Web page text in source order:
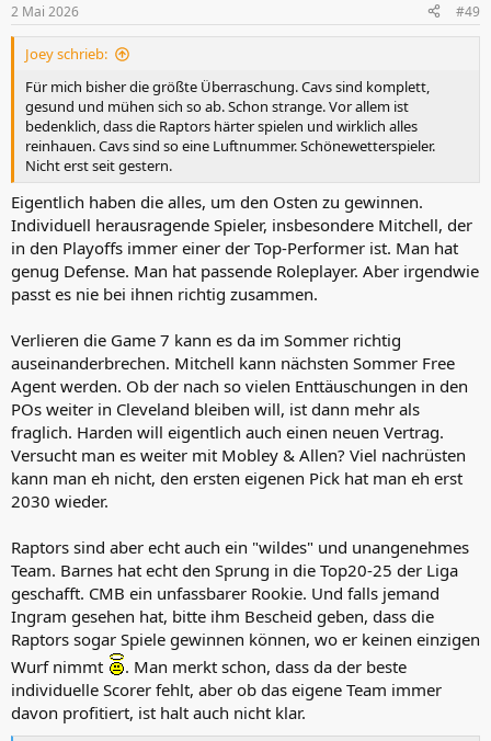
e
n
2 Mai 2026 #49
Joey schrieb:
Für mich bisher die größte Überraschung. Cavs sind komplett,
gesund und mühen sich so ab. Schon strange. Vor allem ist
bedenklich, dass die Raptors härter spielen und wirklich alles
reinhauen. Cavs sind so eine Luftnummer. Schönewetterspieler.
Nicht erst seit gestern.
Eigentlich haben die alles, um den Osten zu gewinnen.
Individuell herausragende Spieler, insbesondere Mitchell, der
in den Playoffs immer einer der Top-Performer ist. Man hat
genug Defense. Man hat passende Roleplayer. Aber irgendwie
passt es nie bei ihnen richtig zusammen.
Verlieren die Game 7 kann es da im Sommer richtig
auseinanderbrechen. Mitchell kann nächsten Sommer Free
Agent werden. Ob der nach so vielen Enttäuschungen in den
POs weiter in Cleveland bleiben will, ist dann mehr als
fraglich. Harden will eigentlich auch einen neuen Vertrag.
Versucht man es weiter mit Mobley & Allen? Viel nachrüsten
kann man eh nicht, den ersten eigenen Pick hat man eh erst
2030 wieder.
Raptors sind aber echt auch ein "wildes" und unangenehmes
Team. Barnes hat echt den Sprung in die Top20-25 der Liga
geschafft. CMB ein unfassbarer Rookie. Und falls jemand
Ingram gesehen hat, bitte ihm Bescheid geben, dass die
Raptors sogar Spiele gewinnen können, wo er keinen einzigen
Wurf nimmt
. Man merkt schon, dass da der beste
individuelle Scorer fehlt, aber ob das eigene Team immer
davon profitiert, ist halt auch nicht klar.